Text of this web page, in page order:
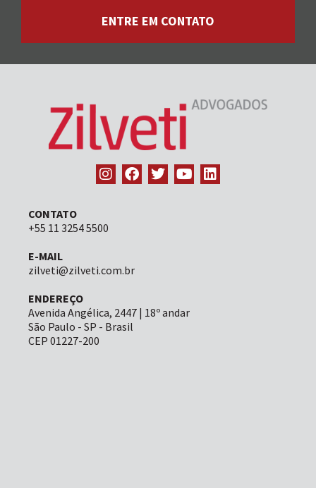
ENTRE EM CONTATO
CONTATO
+55 11 3254 5500
E-MAIL
zilveti@zilveti.com.br
ENDEREÇO
Avenida Angélica, 2447 | 18º andar
São Paulo - SP - Brasil
CEP 01227-200